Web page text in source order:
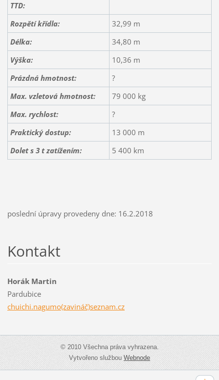
TTD:
Rozpětí křídla:
32,99 m
Délka:
34,80 m
Výška:
10,36 m
Prázdná hmotnost:
?
Max. vzletová hmotnost:
79 000 kg
Max. rychlost:
?
Praktický dostup:
13 000 m
Dolet s 3 t zatížením: 5 400 km
poslední úpravy provedeny dne: 16.2.2018
Kontakt
Horák Martin
Pardubice
chuichi.nagumo(zavináč)seznam.cz
© 2010 Všechna práva vyhrazena.
Vytvořeno službouWebnode